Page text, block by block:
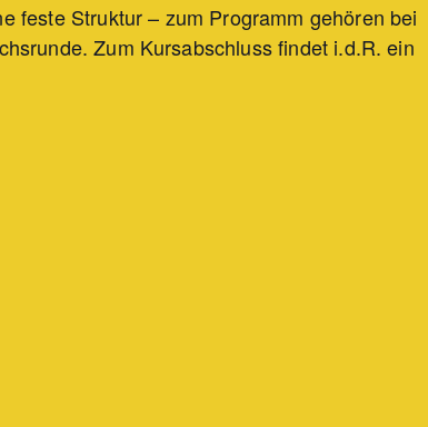
feste Struktur – zum Programm gehören bei
Zum Kursabschluss findet i.d.R. ein